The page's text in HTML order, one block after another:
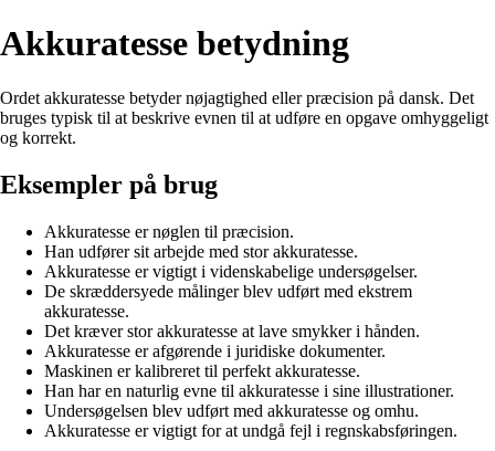
Akkuratesse betydning
Ordet akkuratesse betyder nøjagtighed eller præcision på dansk. Det
bruges typisk til at beskrive evnen til at udføre en opgave omhyggeligt
og korrekt.
Eksempler på brug
Akkuratesse er nøglen til præcision.
Han udfører sit arbejde med stor akkuratesse.
Akkuratesse er vigtigt i videnskabelige undersøgelser.
De skræddersyede målinger blev udført med ekstrem
akkuratesse.
Det kræver stor akkuratesse at lave smykker i hånden.
Akkuratesse er afgørende i juridiske dokumenter.
Maskinen er kalibreret til perfekt akkuratesse.
Han har en naturlig evne til akkuratesse i sine illustrationer.
Undersøgelsen blev udført med akkuratesse og omhu.
Akkuratesse er vigtigt for at undgå fejl i regnskabsføringen.